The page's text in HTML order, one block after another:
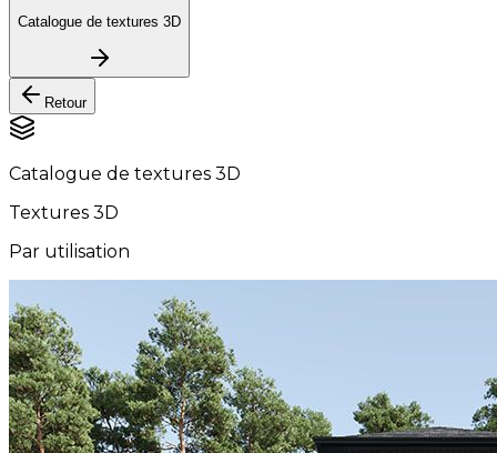
Catalogue de textures 3D
Retour
Catalogue de textures 3D
Textures 3D
Par utilisation